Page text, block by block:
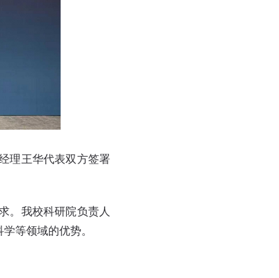
理王华代表双方签署
。我校科研院负责人
等领域的优势。